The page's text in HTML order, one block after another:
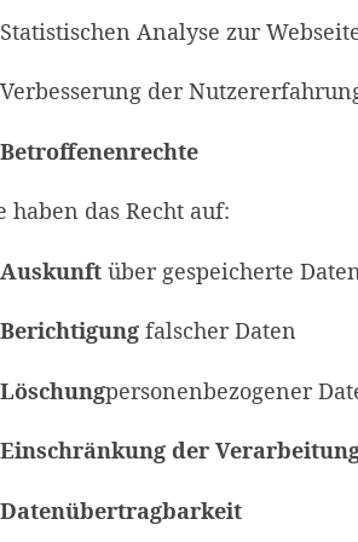
Analyse zur
der
haben das Recht auf:
Auskunft über gespeicherte Daten
Berichtigung falscher Daten
Löschungpersonenbezogener
Einschränkung der
Datenübertragbarkeit